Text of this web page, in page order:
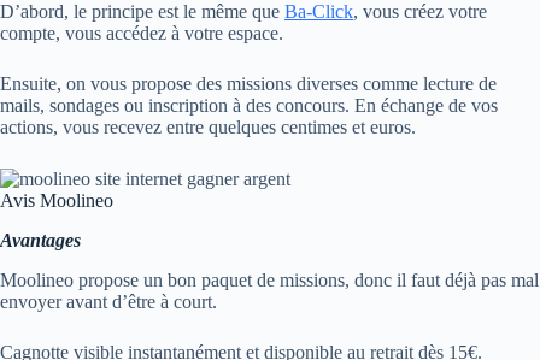
D’abord, le principe est le même que Ba-Click, vous créez votre
compte, vous accédez à votre espace.
Ensuite, on vous propose des missions diverses comme lecture de
mails, sondages ou inscription à des concours. En échange de vos
actions, vous recevez entre quelques centimes et euros.
Avis Moolineo
Avantages
Moolineo propose un bon paquet de missions, donc il faut déjà pas mal
envoyer avant d’être à court.
Cagnotte visible instantanément et disponible au retrait dès 15€.